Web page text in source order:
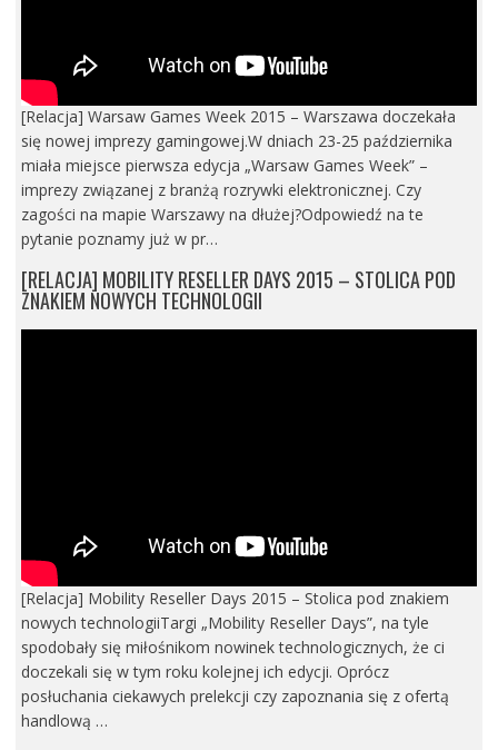
[Relacja] Warsaw Games Week 2015 – Warszawa doczekała
się nowej imprezy gamingowej.W dniach 23-25 października
miała miejsce pierwsza edycja „Warsaw Games Week” –
imprezy związanej z branżą rozrywki elektronicznej. Czy
zagości na mapie Warszawy na dłużej?Odpowiedź na te
pytanie poznamy już w pr…
[RELACJA] MOBILITY RESELLER DAYS 2015 – STOLICA POD
ZNAKIEM NOWYCH TECHNOLOGII
[Relacja] Mobility Reseller Days 2015 – Stolica pod znakiem
nowych technologiiTargi „Mobility Reseller Days”, na tyle
spodobały się miłośnikom nowinek technologicznych, że ci
doczekali się w tym roku kolejnej ich edycji. Oprócz
posłuchania ciekawych prelekcji czy zapoznania się z ofertą
handlową …